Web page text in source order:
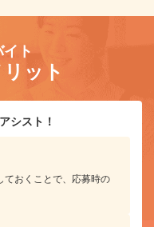
ト
ット
シスト！
ておくことで、応募時の